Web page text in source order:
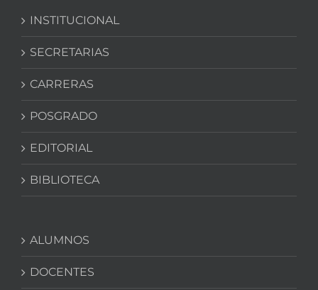
INSTITUCIONAL
SECRETARIAS
CARRERAS
POSGRADO
EDITORIAL
BIBLIOTECA
ALUMNOS
DOCENTES